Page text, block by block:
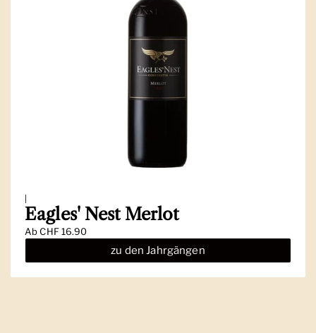
|
Eagles' Nest Merlot
AbCHF 16.90
zu den Jahrgängen